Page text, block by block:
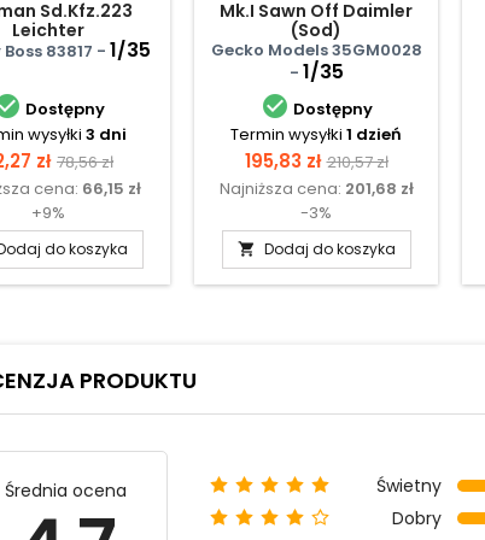
Sd.Kfz.223
Leichter
(1st
83817 - 1/35
Dostępny
wysyłki 3 dni
zł Cena
podstawowa
78,56 zł
cena: 66,15 zł
+9%
do koszyka
Mk.I Sawn Off Daimler
(Sod)
Gecko Models 35GM0028
- 1/35
 Dostępny
Termin wysyłki 1 dzień
Cena
195,83 zł Cena
podstawowa
210,57 zł
Najniższa cena: 201,68 zł
-3%
 Dodaj do koszyka
PRODUKTU
Średnia ocena Świetny
Dobry